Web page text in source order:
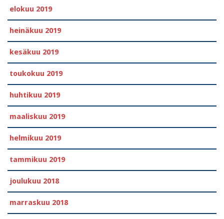
elokuu 2019
heinäkuu 2019
kesäkuu 2019
toukokuu 2019
huhtikuu 2019
maaliskuu 2019
helmikuu 2019
tammikuu 2019
joulukuu 2018
marraskuu 2018